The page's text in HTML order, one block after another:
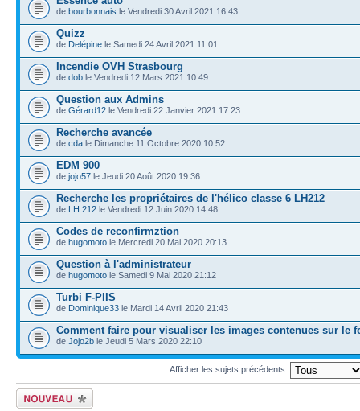
de bourbonnais le Vendredi 30 Avril 2021 16:43
Quizz
de Delépine le Samedi 24 Avril 2021 11:01
Incendie OVH Strasbourg
de dob le Vendredi 12 Mars 2021 10:49
Question aux Admins
de Gérard12 le Vendredi 22 Janvier 2021 17:23
Recherche avancée
de cda le Dimanche 11 Octobre 2020 10:52
EDM 900
de jojo57 le Jeudi 20 Août 2020 19:36
Recherche les propriétaires de l'hélico classe 6 LH212
de LH 212 le Vendredi 12 Juin 2020 14:48
Codes de reconfirmztion
de hugomoto le Mercredi 20 Mai 2020 20:13
Question à l'administrateur
de hugomoto le Samedi 9 Mai 2020 21:12
Turbi F-PIIS
de Dominique33 le Mardi 14 Avril 2020 21:43
Comment faire pour visualiser les images contenues sur le
de Jojo2b le Jeudi 5 Mars 2020 22:10
Afficher les sujets précédents:
Ecrire un nouveau
sujet